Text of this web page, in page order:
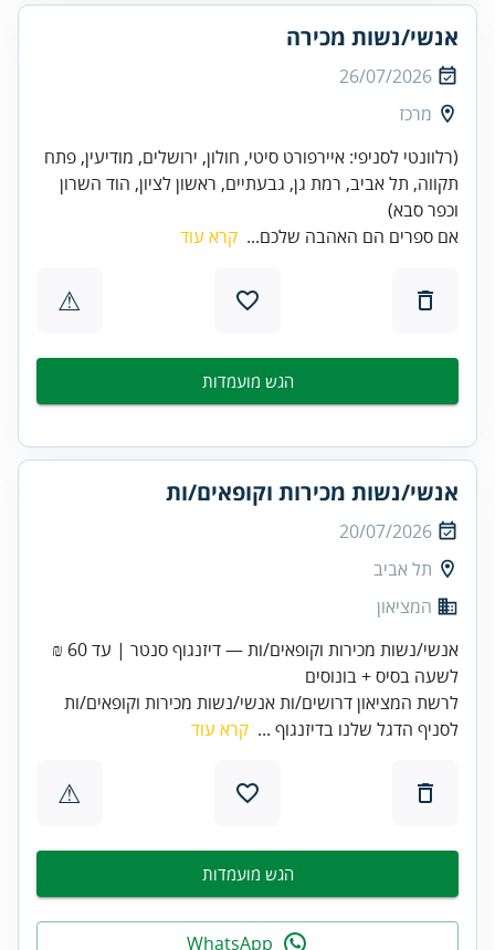
אנשי/נשות מכירה
26/07/2026
מרכז
(רלוונטי לסניפי: איירפורט סיטי, חולון, ירושלים, מודיעין, פתח
תקווה, תל אביב, רמת גן, גבעתיים, ראשון לציון, הוד השרון
וכפר סבא)
אם ספרים הם האהבה שלכם... קרא עוד
⚠
הגש מועמדות
אנשי/נשות מכירות וקופאים/ות
20/07/2026
תל אביב
המציאון
אנשי/נשות מכירות וקופאים/ות — דיזנגוף סנטר | עד 60 ₪
לשעה בסיס + בונוסים
לרשת המציאון דרושים/ות אנשי/נשות מכירות וקופאים/ות
לסניף הדגל שלנו בדיזנגוף ... קרא עוד
⚠
הגש מועמדות